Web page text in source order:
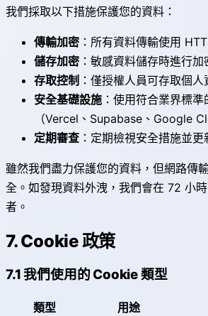
我們採取以下措施保護您的資料：
傳輸加密 ：所有資料傳輸使用
儲存加密 ：敏感資料儲存時進行加
存取控制 ：僅授權人員可存取個
安全基礎設施 ：使用符合業界標
（Vercel、Supabase、Google
定期審查 ：定期檢視安全措施並更
雖然我們盡力保護您的資料，但網路傳
全。如發現資料外洩，我們會在 72 小
者。
7. Cookie 政策
7.1 我們使用的 Cookie 類型
類型 用途